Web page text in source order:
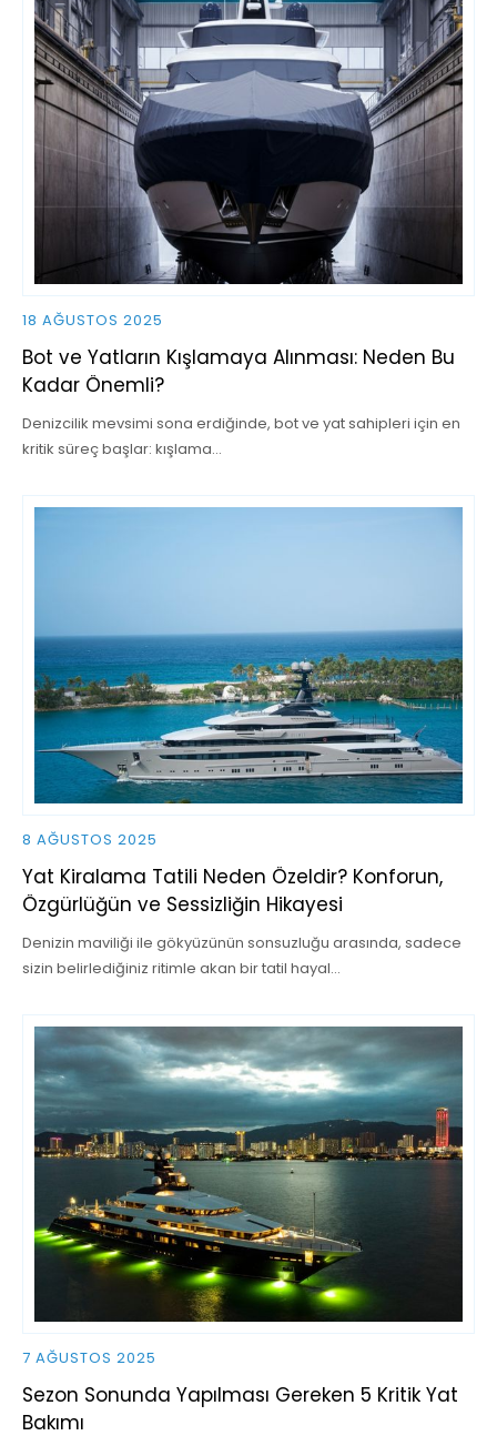
18 AĞUSTOS 2025
Bot ve Yatların Kışlamaya Alınması: Neden Bu
Kadar Önemli?
Denizcilik mevsimi sona erdiğinde, bot ve yat sahipleri için en
kritik süreç başlar: kışlama…
8 AĞUSTOS 2025
Yat Kiralama Tatili Neden Özeldir? Konforun,
Özgürlüğün ve Sessizliğin Hikayesi
Denizin maviliği ile gökyüzünün sonsuzluğu arasında, sadece
sizin belirlediğiniz ritimle akan bir tatil hayal…
7 AĞUSTOS 2025
Sezon Sonunda Yapılması Gereken 5 Kritik Yat
Bakımı